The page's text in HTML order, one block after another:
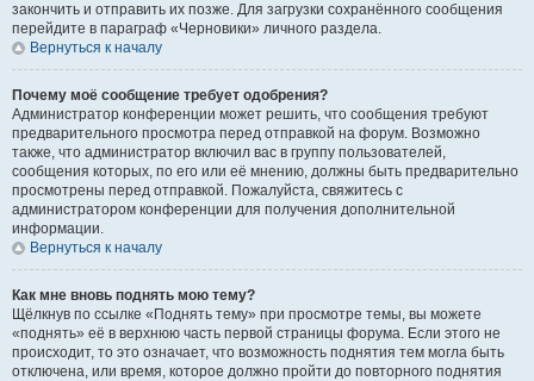
закончить и отправить их позже. Для загрузки сохранённого сообщения
перейдите в параграф «Черновики» личного раздела.
Вернуться к началу
Почему моё сообщение требует одобрения?
Администратор конференции может решить, что сообщения требуют
предварительного просмотра перед отправкой на форум. Возможно
также, что администратор включил вас в группу пользователей,
сообщения которых, по его или её мнению, должны быть предварительно
просмотрены перед отправкой. Пожалуйста, свяжитесь с
администратором конференции для получения дополнительной
информации.
Вернуться к началу
Как мне вновь поднять мою тему?
Щёлкнув по ссылке «Поднять тему» при просмотре темы, вы можете
«поднять» её в верхнюю часть первой страницы форума. Если этого не
происходит, то это означает, что возможность поднятия тем могла быть
отключена, или время, которое должно пройти до повторного поднятия